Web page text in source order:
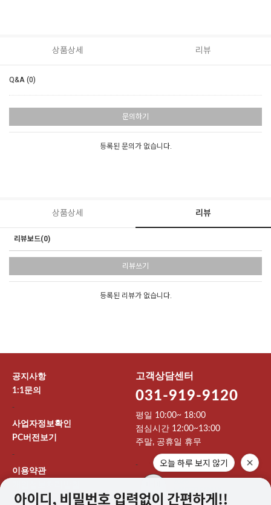
상품상세 리뷰
Q&A (0)
문의하기
등록된 문의가 없습니다.
상품상세 리뷰
리뷰보드(0)
리뷰쓰기
등록된 리뷰가 없습니다.
공지사항
1:1문의
-
사업자정보확인
PC버전보기
-
이용약관
이용안내
고객상담센터
031-919-9120
평일 10:00~ 18:00
점심시간 12:00~13:00
주말, 공휴일 휴무
- 오늘 하루 보지 않기